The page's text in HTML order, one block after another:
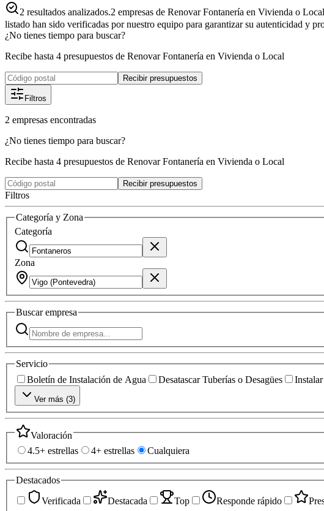
2 resultados analizados.2 empresas de Renovar Fontanería en Vivienda o
listado han sido verificadas por nuestro equipo para garantizar su autenticidad y
¿No tienes tiempo para buscar?
Recibe hasta 4 presupuestos de Renovar Fontanería en Vivienda o Local
Recibir presupuestos
Filtros
2 empresas encontradas
¿No tienes tiempo para buscar?
Recibe hasta 4 presupuestos de Renovar Fontanería en Vivienda o Local
Recibir presupuestos
Filtros
Categoría y Zona
Categoría
Zona
Buscarempresa
Servicio
Boletín de Instalación de Agua
Desatascar Tuberías o Desagües
Ver más (3)
Valoración
4.5+ estrellas
4+ estrellas Cualquiera
Destacados
Verificada
Destacada Top Responde rápido